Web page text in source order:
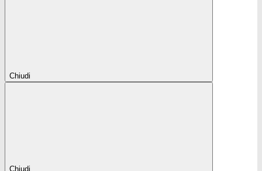
Chiudi
Chiudi